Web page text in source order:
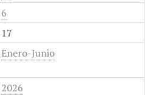
6
17
Enero-Junio
2026